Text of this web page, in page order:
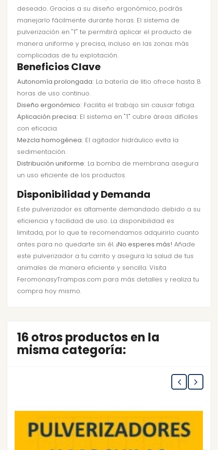
deseado. Gracias a su diseño ergonómico, podrás
manejarlo fácilmente durante horas. El sistema de
pulverización en "T" te permitirá aplicar el producto de
manera uniforme y precisa, incluso en las zonas más
complicadas de tu explotación.
Beneficios Clave
Autonomía prolongada: La batería de litio ofrece hasta 8
horas de uso continuo.
Diseño ergonómico: Facilita el trabajo sin causar fatiga.
Aplicación precisa: El sistema en "T" cubre áreas difíciles
con eficacia.
Mezcla homogénea: El agitador hidráulico evita la
sedimentación.
Distribución uniforme: La bomba de membrana asegura
un uso eficiente de los productos.
Disponibilidad y Demanda
Este pulverizador es altamente demandado debido a su
eficiencia y facilidad de uso. La disponibilidad es
limitada, por lo que te recomendamos adquirirlo cuanto
antes para no quedarte sin él. ¡No esperes más! Añade
este pulverizador a tu carrito y asegura la salud de tus
animales de manera eficiente y sencilla. Visita
FeromonasyTrampas.com para más detalles y realiza tu
compra hoy mismo.
16 otros productos en la
misma categoría: